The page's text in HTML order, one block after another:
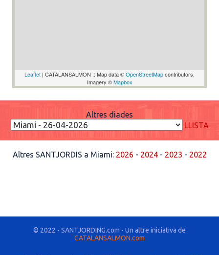
Leaflet | CATALANSALMON :: Map data ©OpenStreetMapcontributors,
Imagery ©Mapbox
Altres diades
LLISTA
Altres SANTJORDIS a Miami: 2026 - 2024- 2023 - 2022
© 2022 - SANTJORDING.com - Un altre iniciativa de
CATALANSALMON.com